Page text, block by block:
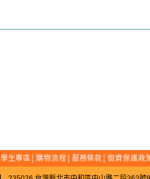
學生專區 購物流程 服務條款 │個資保護政